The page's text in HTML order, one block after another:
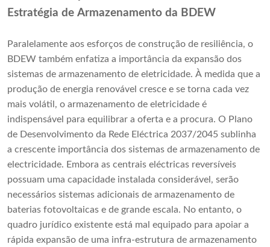
Estratégia de Armazenamento da BDEW
Paralelamente aos esforços de construção de resiliência, o
BDEW também enfatiza a importância da expansão dos
sistemas de armazenamento de eletricidade. À medida que a
produção de energia renovável cresce e se torna cada vez
mais volátil, o armazenamento de eletricidade é
indispensável para equilibrar a oferta e a procura. O Plano
de Desenvolvimento da Rede Eléctrica 2037/2045 sublinha
a crescente importância dos sistemas de armazenamento de
electricidade. Embora as centrais eléctricas reversíveis
possuam uma capacidade instalada considerável, serão
necessários sistemas adicionais de armazenamento de
baterias fotovoltaicas e de grande escala. No entanto, o
quadro jurídico existente está mal equipado para apoiar a
rápida expansão de uma infra-estrutura de armazenamento